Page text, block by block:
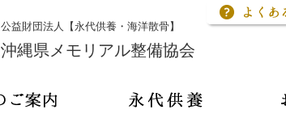
公益財団法人【永代供養・海洋散骨】
沖縄県メモリアル整備協会